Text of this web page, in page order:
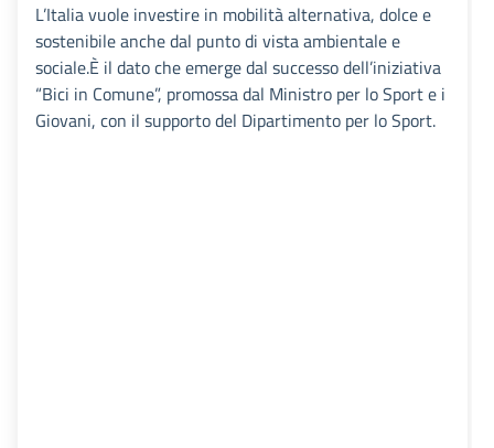
L’Italia vuole investire in mobilità alternativa, dolce e
sostenibile anche dal punto di vista ambientale e
sociale.È il dato che emerge dal successo dell’iniziativa
“Bici in Comune”, promossa dal Ministro per lo Sport e i
Giovani, con il supporto del Dipartimento per lo Sport.